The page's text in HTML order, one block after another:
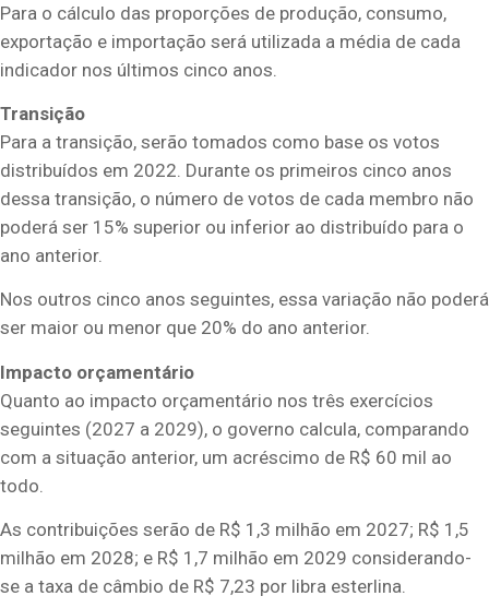
Para o cálculo das proporções de produção, consumo,
exportação e importação será utilizada a média de cada
indicador nos últimos cinco anos.
Transição
Para a transição, serão tomados como base os votos
distribuídos em 2022. Durante os primeiros cinco anos
dessa transição, o número de votos de cada membro não
poderá ser 15% superior ou inferior ao distribuído para o
ano anterior.
Nos outros cinco anos seguintes, essa variação não poderá
ser maior ou menor que 20% do ano anterior.
Impacto orçamentário
Quanto ao impacto orçamentário nos três exercícios
seguintes (2027 a 2029), o governo calcula, comparando
com a situação anterior, um acréscimo de R$ 60 mil ao
todo.
As contribuições serão de R$ 1,3 milhão em 2027; R$ 1,5
milhão em 2028; e R$ 1,7 milhão em 2029 considerando-
se a taxa de câmbio de R$ 7,23 por libra esterlina.